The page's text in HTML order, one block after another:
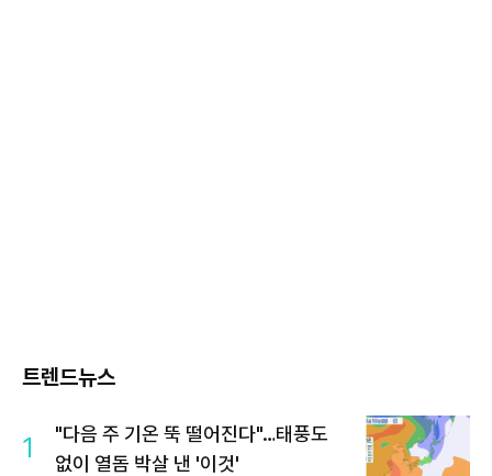
트렌드뉴스
1
"다음 주 기온 뚝 떨어진다"…태풍도
없이 열돔 박살 낸 '이것'